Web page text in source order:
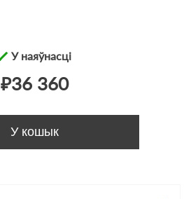
У наяўнасці
₽36 360
У кошык